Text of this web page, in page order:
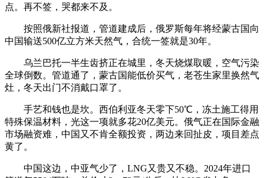
点。再不签，哭都来不及。
按照俄新社报道，管道建成后，俄罗斯每年将经蒙古国向
中国输送500亿立方米天然气，合统一签就是30年。
乌兰巴托一半生齿挤正在城里，冬天烧煤取暖，空气污染
全球倒数。管道通了，蒙古国能低价买气，老苍生家里换然气
灶，冬天出门不消戴口罩了。
手艺和钱也是坎。西伯利亚冬天零下50℃，冻土施工得用
特殊保温材料，光这一项就多花20亿美元。俄气正在国际金融
市场融资难，中国又不肯全额投资，两边来回扯皮，项目差点
黄了。
中国这边，中亚气少了，LNG又贵又不稳。2024年进口